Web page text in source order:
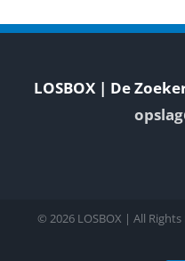
LOSBOX | De
© 2026 LOSBOX | All